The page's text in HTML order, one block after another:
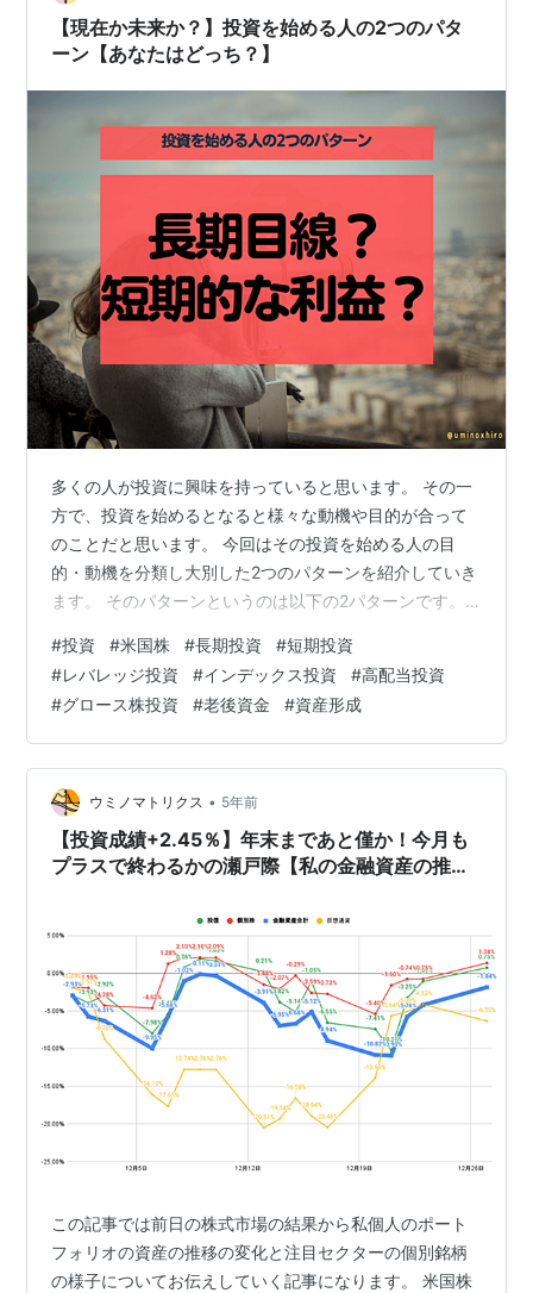
【現在か未来か？】投資を始める人の2つのパタ
ーン【あなたはどっち？】
多くの人が投資に興味を持っていると思います。 その一
方で、投資を始めるとなると様々な動機や目的が合って
のことだと思います。 今回はその投資を始める人の目
的・動機を分類し大別した2つのパターンを紹介していき
ます。 そのパターンというのは以下の2パターンです。
た人 どちらがいいのか、どちらが悪いのかという問題で
はなく大きく分けるとこの2つに分類サれるということで
すがその2つのパターンの特徴なんかをみていくと新しい
視点が出るかもしれません。 投資を始める人の2つのパ
ターン 自分は短期的な視点で投資を初めて、現在は長期
的な視点で考えるようにしていま…
#投資 #米国株 #長期投資 #短期投資
#レバレッジ投資 #インデックス投資 #高配当投資
#グロース株投資 #老後資金 #資産形成
ウミノマトリクス • 5年前
【投資成績+2.45％】年末まであと僅か！今月も
プラスで終わるかの瀬戸際【私の金融資産の推移
この記事では前日の株式市場の結果から私個人のポート
フォリオの資産の推移の変化と注目セクターの個別銘柄
の様子についてお伝えしていく記事になります。 米国株